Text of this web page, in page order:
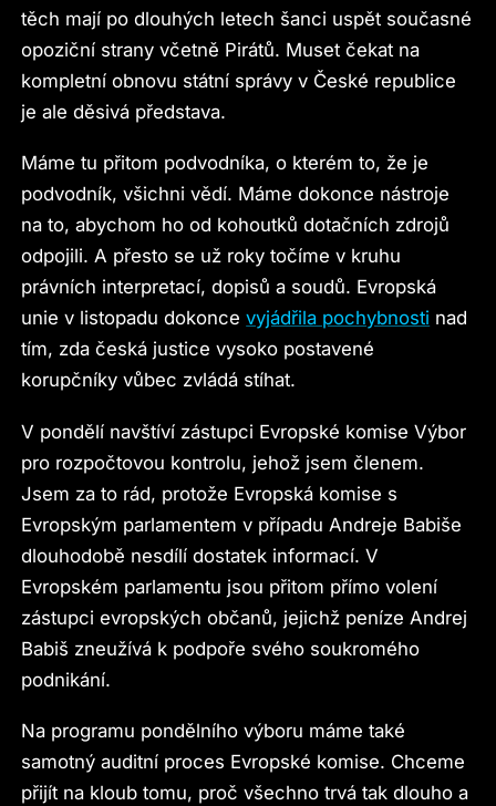
těch mají po dlouhých letech šanci uspět současné
opoziční strany včetně Pirátů. Muset čekat na
kompletní obnovu státní správy v České republice
je ale děsivá představa.
Máme tu přitom podvodníka, o kterém to, že je
podvodník, všichni vědí. Máme dokonce nástroje
na to, abychom ho od kohoutků dotačních zdrojů
odpojili. A přesto se už roky točíme v kruhu
právních interpretací, dopisů a soudů. Evropská
unie v listopadu dokoncevyjádřila pochybnosti nad
tím, zda česká justice vysoko postavené
korupčníky vůbec zvládá stíhat.
V pondělí navštíví zástupci Evropské komise Výbor
pro rozpočtovou kontrolu, jehož jsem členem.
Jsem za to rád, protože Evropská komise s
Evropským parlamentem v případu Andreje Babiše
dlouhodobě nesdílí dostatek informací. V
Evropském parlamentu jsou přitom přímo volení
zástupci evropských občanů, jejichž peníze Andrej
Babiš zneužívá k podpoře svého soukromého
podnikání.
Na programu pondělního výboru máme také
samotný auditní proces Evropské komise. Chceme
přijít na kloub tomu, proč všechno trvá tak dlouho a